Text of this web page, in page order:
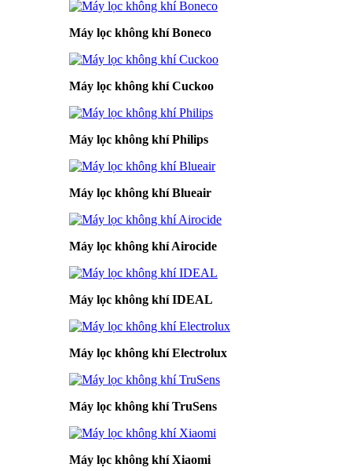
Máy lọc không khí Boneco
Máy lọc không khí Cuckoo
Máy lọc không khí Philips
Máy lọc không khí Blueair
Máy lọc không khí Airocide
Máy lọc không khí IDEAL
Máy lọc không khí Electrolux
Máy lọc không khí TruSens
Máy lọc không khí Xiaomi